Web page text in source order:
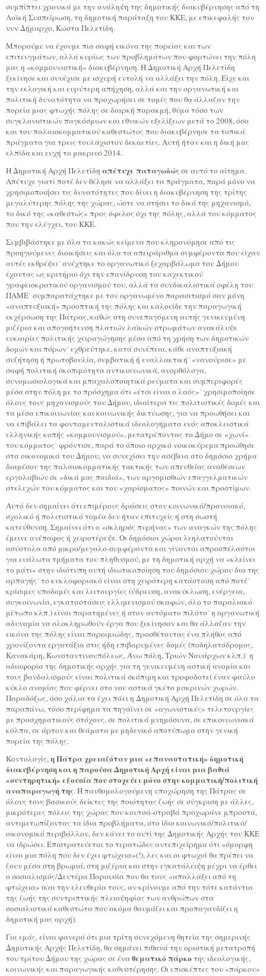
συμπίπτει χρονικά με την ανάληψη της δημοτικής διακυβέρνησης από τη
Λαϊκή Συσπείρωση, τη δημοτική παράταξη του ΚΚΕ, με επικεφαλής τον
νυν Δήμαρχο, Κώστα Πελετίδη.
Μπορούμε να έχουμε πια σαφή εικόνα της πορείας και των
επιτευγμάτων, αλλά κυρίως των προβλημάτων που φορτώνει την πόλη
μας η «κομμουνιστική» διακυβέρνηση. Η Δημοτική Αρχή Πελετίδη
ξεκίνησε και συνέχισε με ισχυρή εντολή να αλλάξει την πόλη. Είχε και
την εκλογική και ευρύτερη απήχηση, αλλά και την οργανωτική και
πολιτική δυνατότητα να προχωρήσει σε τομές που θα άλλαζαν την
πορεία μιας φτωχής πόλης σε διαρκή παρακμή, θύμα τόσο των
συγκλονιστικών παγκόσμιων και εθνικών εξελίξεων μετά το 2008, όσο
και του παλαιοκομματικού καθεστώτος που διακυβέρνησε τα τοπικά
πράγματα για τρεις τουλάχιστον δεκαετίες. Αυτή ήταν και η δική μας
ελπίδα και ευχή το μακρινό 2014.
Η Δημοτική Αρχή Πελετίδη απέτυχε παταγωδώς σε αυτό το αίτημα.
Απέτυχε γιατί ποτέ δεν θέλησε να αλλάξει τα πράγματα, παρά μόνο να
χρησιμοποιήσει τις δυνατότητες που δίνει η διακυβέρνηση της τρίτης
μεγαλύτερης πόλης της χώρας, ώστε να στήσει το δικό της μηχανισμό,
το δικό της «καθεστώς» προς όφελος όχι της πόλης, αλλά του κόμματος
που την ελέγχει, του ΚΚΕ.
Συμβιβάστηκε με όλα τα κακώς κείμενα που κληρονόμησε από τις
προηγούμενες διοικήσεις και όλα τα απειράριθμα συμφέροντα που είχαν
αυτές εκθρέψει˙ ανέχτηκε το οργανωτικό ξεχαρβάλωμα του Δήμου
έχοντας ως κριτήριο όχι την επανίδρυση του καχεκτικού
γραφειοκρατικού οργανισμού του, αλλά τα συνδικαλιστικά οφέλη του
ΠΑΜΕ˙ συμπαρατάχτηκε με τον οργανωμένο παρασιτισμό σαν μόνη
«αναπτυξιακή» προοπτική της πόλης και καλοείδε την παραγωγική
εκχέρσωση της Πάτρας, καθώς στη συνεπαγόμενη αυτής γενικευμένη
μιζέρια και απογοήτευση πλατιών λαϊκών στρωμάτων ανακάλυψε
ευκαιρίες πολιτικής χειραγώγησης μέσα από τη χρήση των δημοτικών
δομών και πόρων˙ εχθρεύτηκε, κατά συνέπεια, κάθε αναπτυξιακή
συζήτηση ή πρωτοβουλία, συμβατική ή εναλλακτική˙ «νανούρισε» με
σαφή πολιτική σκοπιμότητα αντικοινωνικά, ανορθόλογα,
συνομωσιολογικά και μπαχαλοποιητικά ρεύματα και συμπεριφορές
μέσα στην πόλη με το πρόσχημα ότι «έτσι είναι ο λαός»˙ χρησιμοποίησε
όλους τους μηχανισμούς του Δήμου, ιδιαίτερα τις πολιτιστικές δομές και
τα μέσα επικοινωνίας και κοινωνικής δικτύωσης, για να προωθήσει και
να επιβάλει τα φονταμενταλιστικά ιδεολογήματα ενός αποκλειστικά
ελληνικής κοπής «κομμουνισμού», μετατρέποντας το Δήμο σε «χωνί»
του κόμματος˙ φρόντισε, παρά το όποιο αρχικό νοικοκύρεμα προώθησε
στα οικονομικά του Δήμου, να συνεχίσει την ασέβεια στο δημόσιο χρήμα
διαμέσου της παλαιοκομματικής τακτικής των απευθείας αναθέσεων
εργολαβιών σε «δικά μας παιδιά», των αργομισθιών επαγγελματικών
στελεχών του κόμματος και του «χαρίσματος» ποινών και προστίμων.
Αυτό δεν σημαίνει ότι επιμέρους δράσεις στον κοινωνικό/προνοιακό,
σχολικό ή πολιτιστικό τομέα δεν ήταν επιτυχείς ή στη σωστή
κατεύθυνση. Σημαίνει ότι ο «σκληρός πυρήνας» των αναγκών της πόλης
έμεινε ανέπαφος ή χειροτέρεψε. Οι δημόσιοι χώροι λεηλατούνται
ασύστολα από μικρο/μεγαλο-συμφέροντα και γίνονται απροσπέλαστοι
για ευάλωτα τμήματα του πληθυσμού, με τη δημοτική αρχή να «κλείνει
το μάτι» στην ιδιότυπη αυτή ιδιωτικοποίηση του δημόσιου χώρου δια της
αρπαγής˙ το κυκλοφοριακό είναι στη χειρότερη κατάσταση από ποτέ˙
κρίσιμες υποδομές και λειτουργίες (ύδρευση, ανακύκλωση, ενέργεια,
συγκοινωνία, εγκαταστάσεις ελλιμενισμού σκαφών, όλο το παραλιακό
μέτωπο κλπ.) είναι παρατημένες ή στον αυτόματο πιλότο˙ η οργανωτική
αδυναμία να ολοκληρωθούν έργα που ξεκίνησαν και θα άλλαζαν την
εικόνα της πόλης είναι παροιμιώδης, προσθέτοντας ένα πλήθος από
χρονίζοντα εργοτάξια στις ήδη επιβαρυμένες δομές (ποδηλατόδρομος,
Κανακάρη, Κωνσταντινουπόλεως, Άνω πόλη, Τριών Ναυάρχων κλπ.)˙ η
αδιαφορία της δημοτικής αρχής για τη γενικευμένη αστική ανομία και
τους βανδαλισμούς είναι πολιτικά σκόπιμη και τροφοδοτεί έναν φαύλο
κύκλο ανομίας που φέρνει στο νου αστικά γκέτο μακρινών χωρών.
Παραδόξως, όσο χάλια τα έχει πάει η Δημοτική Αρχή Πελετίδη σε όλα τα
παραπάνω, τόσο περίφημα τα πηγαίνει σε «αγωνιστικές» τελετουργίες
με προσχηματικούς στόχους, σε πολιτικά μνημόσυνα, σε επικοινωνιακά
κόλπα, σε άρτον και θεάματα με μηδενικό αποτύπωμα στην γενική
πορεία της πόλης.
Κοντολογίς,η Πάτρα χρειαζόταν μια «επαναστατική» δημοτική
διακυβέρνηση και η παρούσα Δημοτική Αρχή είναι μια βαθιά
«συντηρητική» εξουσία που στοχεύει μόνο στην κομματική/πολιτική
αναπαραγωγή της. Η πανθομολογούμενη υποχώρηση της Πάτρας σε
όλους τους βασικούς δείκτες της ποιότητας ζωής σε σύγκριση με άλλες,
μικρότερες πόλεις της χώρας που κουτσά-στραβά προχωράνε μπροστά,
αντιμετωπίζοντας τα ίδια προβλήματα, στο ίδιο κοινωνικό/πολιτικό/
οικονομικό περιβάλλον, δεν κάνει το αυτί της Δημοτικής Αρχής του ΚΚΕ
να ιδρώσει. Επιστρατεύεται το τερατώδες αντεπιχείρημα ότι «όμορφη
είναι μια πόλη που δεν έχει φτώχεια»(!), λες και οι φτωχοί θα πρέπει να
ζουν μέσα στη βρωμιά, στη μιζέρια και στην εγκατάλειψη μέχρι να έρθει
ο σοσιαλισμός/Δευτέρα Παρουσία που θα τους «απαλλάξει από τη
φτώχεια» (και την ελευθερία τους, αν κρίνουμε από την τότε κατάντια
της ζωής της συντριπτικής πλειοψηφίας των ανθρώπων στα
σοσιαλιστικά καθεστώτα που ακόμα θαυμάζει και προπαγανδίζει η
δημοτική μας αρχή).
Για εμάς, είναι φανερό ότι μια τρίτη συνεχόμενη θητεία της σημερινής
Δημοτικής Αρχής Πελετίδη, θα σημάνει πιθανά την οριστική μετατροπή
του τρίτου Δήμου της χώρας σε έναθεματικό πάρκο της ιδεολογικής,
κοινωνικής και παραγωγικής καθυστέρησης. Οι επισκέπτες του «πάρκου»